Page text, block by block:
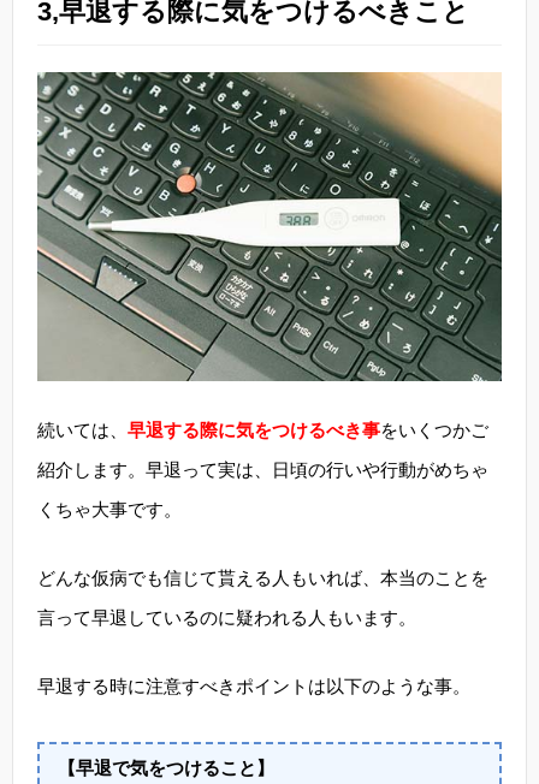
3,早退する際に気をつけるべきこと
続いては、 早退する際に気をつけるべき事をいくつかご
紹介します。早退って実は、日頃の行いや行動がめちゃ
くちゃ大事です。
どんな仮病でも信じて貰える人もいれば、本当のことを
言って早退しているのに疑われる人もいます。
早退する時に注意すべきポイントは以下のような事。
【早退で気をつけること】